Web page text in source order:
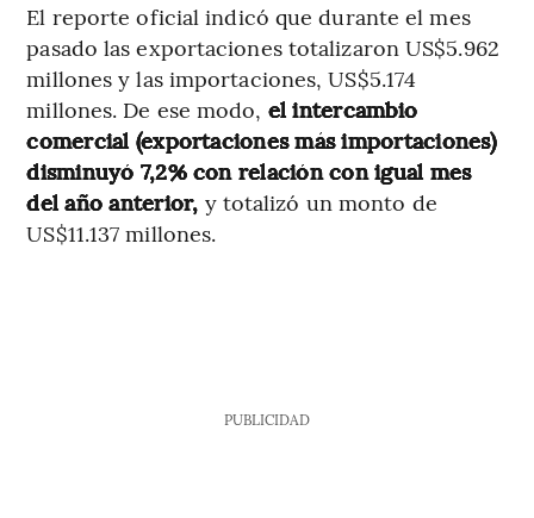
El reporte oficial indicó que durante el mes
pasado las exportaciones totalizaron US$5.962
millones y las importaciones, US$5.174
millones. De ese modo, el intercambio
comercial (exportaciones más importaciones)
disminuyó 7,2% con relación con igual mes
del año anterior, y totalizó un monto de
US$11.137 millones.
PUBLICIDAD